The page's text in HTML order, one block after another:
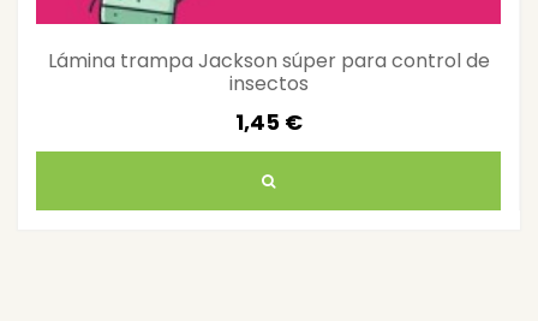
Lámina trampa Jackson súper para control de
insectos
1,45 €